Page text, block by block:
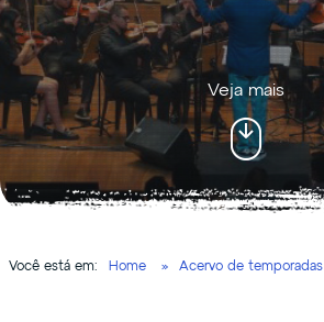
Veja mais
Você está em: Home Acervo de temporadas